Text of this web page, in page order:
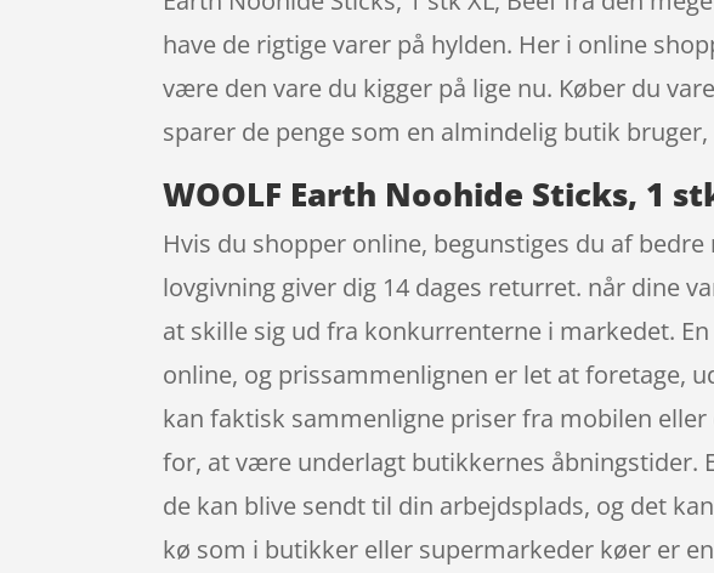
have de rigtige varer på hylden. Her i online
være den vare du kigger på lige nu. Køber du
sparer de penge som en almindelig butik
WOOLF Earth Noohide Sticks, 1
Hvis du shopper online, begunstiges du af
lovgivning giver dig 14 dages returret. når dine
at skille sig ud fra konkurrenterne i markedet.
online, og prissammenlignen er let at
kan faktisk sammenligne priser fra mobilen
for, at være underlagt butikkernes åbningstider.
de kan blive sendt til din arbejdsplads, og det
kø som i butikker eller supermarkeder køer er